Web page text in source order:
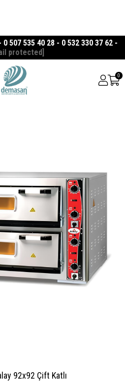
0 507 535 40 28 - 0 532 330 37 62 -
protected]
0
92x92 Çift Katlı